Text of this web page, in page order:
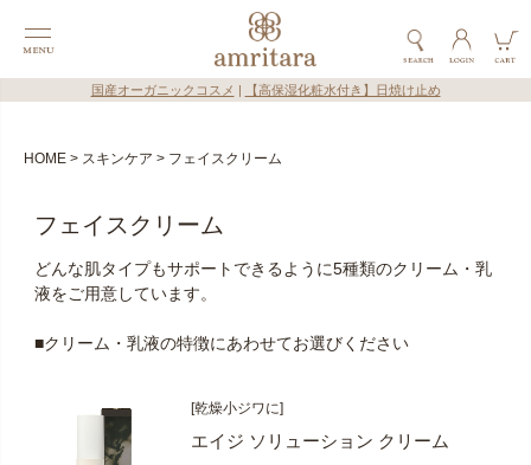
国産オーガニックコスメ 【高保湿化粧水付き】日焼け止め
HOME スキンケア フェイスクリーム
フェイスクリーム
どんな肌タイプもサポートできるように5種類のクリーム・乳
液をご用意しています。
■クリーム・乳液の特徴にあわせてお選びください
[乾燥小ジワに]
エイジ ソリューション クリーム